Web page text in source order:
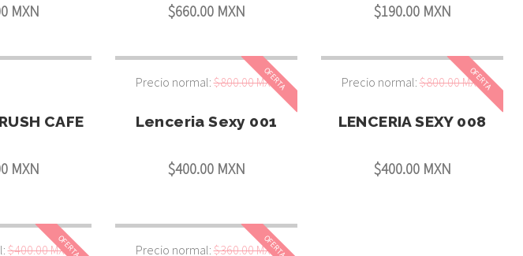
MXN $660.00 MXN $190.00 MXN
CAFE
MXN
OFERTA
Precio normal:$800.00 MXN
Lenceria Sexy 001
$400.00 MXN
OFERTA
Precio normal:$800.00 MXN
LENCERIA SEXY 008
$400.00 MXN
OFERTA
$400.00 MXN OFERTA
Precio normal:$360.00 MXN